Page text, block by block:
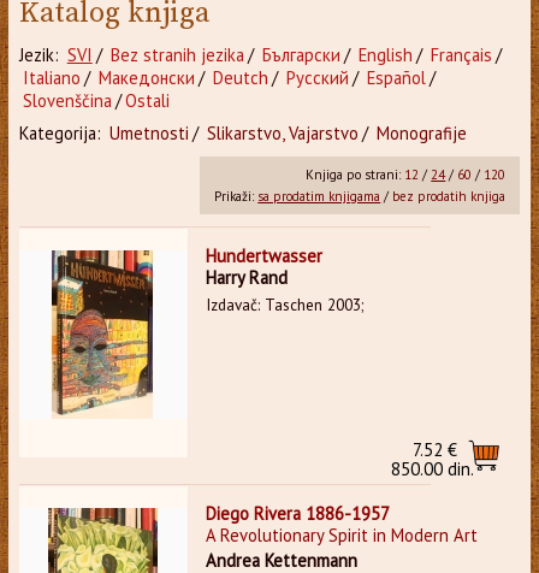
Katalog knjiga
Jezik: SVI / Bez stranih jezika / Български / English / Français /
Italiano / Македонски / Deutch / Русский / Español/
Slovenščina /Ostali
Kategorija: Umetnosti / Slikarstvo, Vajarstvo / Monografije
Knjiga po strani: 12 /24/ 60 / 120
Prikaži: sa prodatim knjigama / bez prodatih knjiga
Hundertwasser
Harry Rand
Izdavač: Taschen 2003;
7.52 €
850.00 din.
Diego Rivera 1886-1957
A Revolutionary Spirit in Modern Art
Andrea Kettenmann